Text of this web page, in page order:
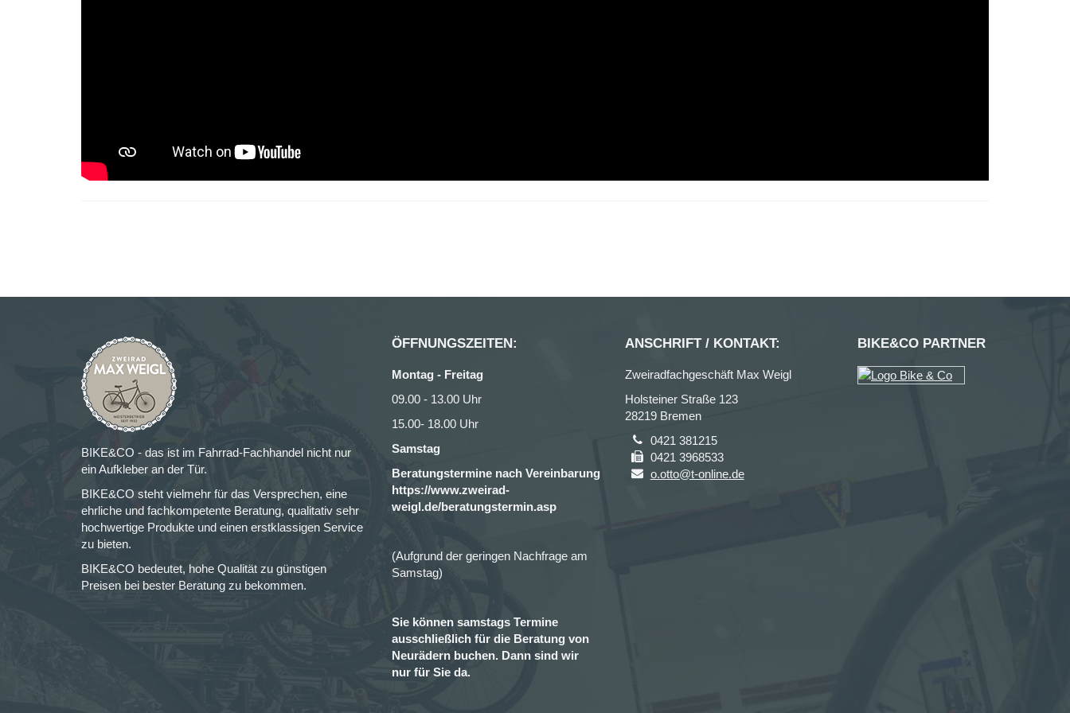
BIKE&CO - das ist im Fahrrad-Fachhandel nicht nur
ein Aufkleber an der Tür.
BIKE&CO steht vielmehr für das Versprechen, eine
ehrliche und fachkompetente Beratung, qualitativ sehr
hochwertige Produkte und einen erstklassigen Service
zu bieten.
BIKE&CO bedeutet, hohe Qualität zu günstigen
Preisen bei bester Beratung zu bekommen.
ÖFFNUNGSZEITEN:
Montag - Freitag
09.00 - 13.00 Uhr
15.00- 18.00 Uhr
Samstag
Beratungstermine nach Vereinbarung
https://www.zweirad-
weigl.de/beratungstermin.asp
(Aufgrund der geringen Nachfrage am
Samstag)
Sie können samstags Termine
ausschließlich für die Beratung von
Neurädern buchen. Dann sind wir
nur für Sie da.
ANSCHRIFT / KONTAKT:
Zweiradfachgeschäft Max Weigl
Holsteiner Straße 123
28219 Bremen
0421 381215
0421 3968533
o.otto@t-online.de
BIKE&CO PARTNER